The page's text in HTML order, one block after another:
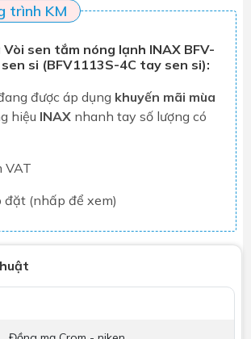
trình KM
Vòi sen tắm nóng lạnh INAX BFV-
si (BFV1113S-4C tay sen si):
được áp dụng khuyến mãi mùa
hiệu INAX nhanh tay số lượng có
VAT
đặt (nhấp để xem)